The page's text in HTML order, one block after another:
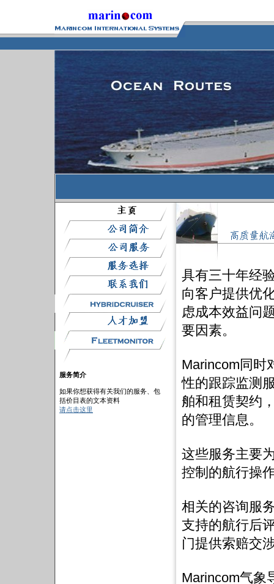
服务简介
如果你想获得有关我们的服务、包
括价目表的文本资料
请点击这里
具有三十年经
向客户提供优
虑成本效益问
要因素。
Marincom同时
性的跟踪监测
舶和租赁契约
的管理信息。
这些服务主要
控制的航行操
相关的咨询服
支持的航行后
门提供索赔交
Marincom气象